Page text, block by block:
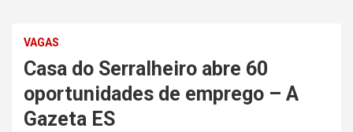
tecnologia, indústria
automotiva, mineração,
indústria naval, etc
VAGAS
Casa do Serralheiro abre 60
oportunidades de emprego – A
Gazeta ES